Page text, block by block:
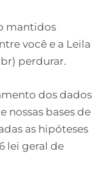
mantidos
você e a Leila
perdurar.
dos dados
nossas bases de
as hipóteses
lei geral de